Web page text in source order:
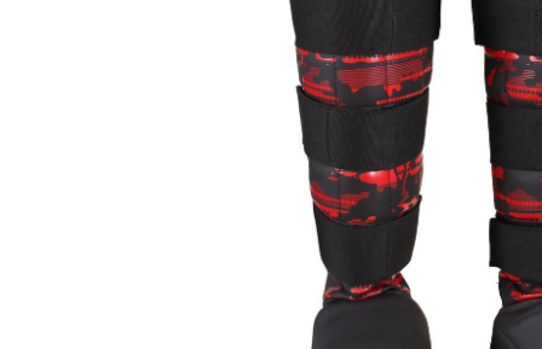
Voor
Bokszak
bokszak
Stoot-